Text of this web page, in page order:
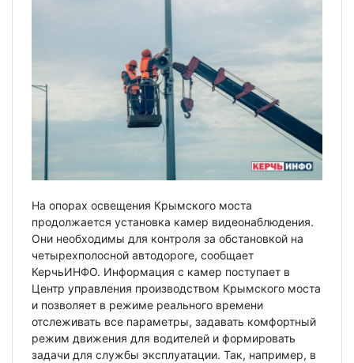
На опорах освещения Крымского моста
продолжается установка камер видеонаблюдения.
Они необходимы для контроля за обстановкой на
четырехполосной автодороге, сообщает
КерчьИНФО. Информация с камер поступает в
Центр управления производством Крымского моста
и позволяет в режиме реального времени
отслеживать все параметры, задавать комфортный
режим движения для водителей и формировать
задачи для службы эксплуатации. Так, например, в